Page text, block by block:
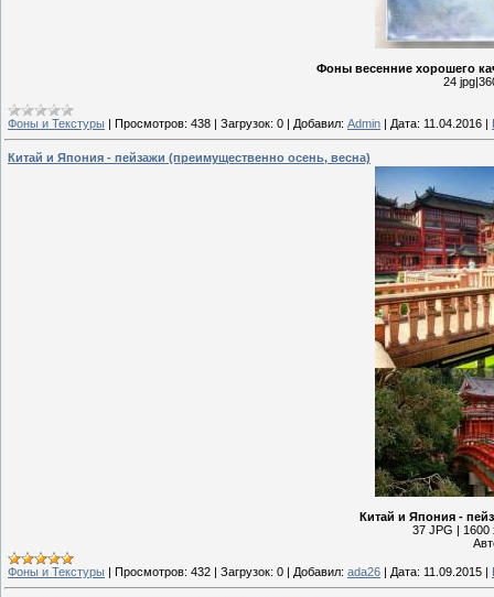
Фоны весенние хорошего
24
Фоны и Текстуры | Просмотров: 438 | Загрузок: 0 | Добавил: Admin | Дата: 11.04.2016 |
Китай и Япония - пейзажи (преимущественно осень, весна)
Китай и Япония -
37 JPG | 1600
Фоны и Текстуры | Просмотров: 432 | Загрузок: 0 | Добавил: ada26 | Дата: 11.09.2015 |